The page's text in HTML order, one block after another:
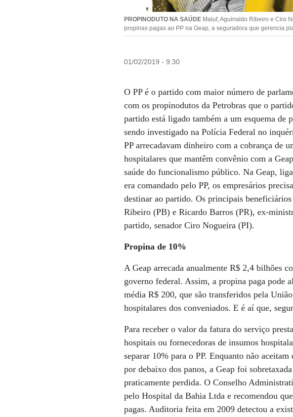
PROPINODUTO NA SAÚDE Maluf, Aguinaldo Ribeiro e Ciro
propinas pagas ao PP na Geap, a seguradora que gerencia
01/02/2019 - 9:30
O PP é o partido com maior número de
com os propinodutos da Petrobras que o
partido está ligado também a um esquema de
sendo investigado na Polícia Federal no
PP arrecadavam dinheiro com a cobrança de
hospitalares que mantêm convênio com a
saúde do funcionalismo público. Na Geap,
era comandado pelo PP, os empresários
destinar ao partido. Os principais
Ribeiro (PB) e Ricardo Barros (PR), ex-
partido, senador Ciro Nogueira (PI).
Propina de 10%
A Geap arrecada anualmente R$ 2,4 bilhões
governo federal. Assim, a propina paga pode
média R$ 200, que são transferidos pela
hospitalares dos conveniados. E é aí que,
Para receber o valor da fatura do serviço
hospitais ou fornecedoras de insumos
separar 10% para o PP. Enquanto não
por debaixo dos panos, a Geap foi
praticamente perdida. O Conselho
pelo Hospital da Bahia Ltda e recomendou
pagas. Auditoria feita em 2009 detectou a